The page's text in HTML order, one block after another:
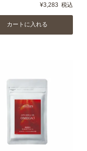
¥3,283 税込
カートに入れる